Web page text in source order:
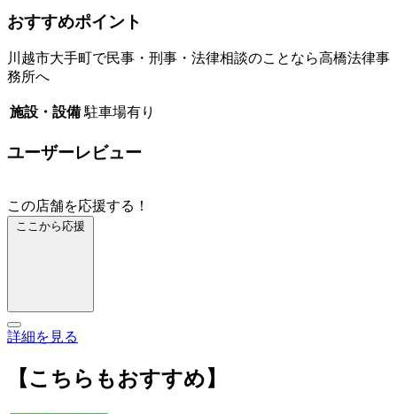
おすすめポイント
川越市大手町で民事・刑事・法律相談のことなら高橋法律事
務所へ
施設・設備 駐車場有り
ユーザーレビュー
この店舗を応援する！
ここから応援
詳細を見る
【こちらもおすすめ】